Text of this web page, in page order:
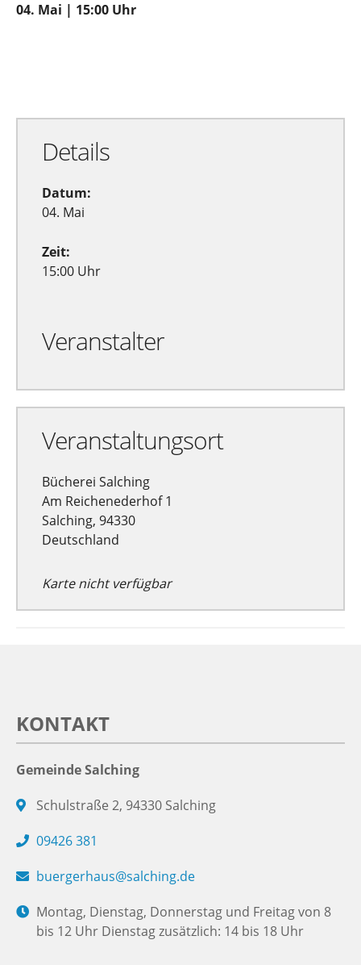
04. Mai | 15:00 Uhr
Details
Datum:
04. Mai
Zeit:
15:00 Uhr
Veranstalter
Veranstaltungsort
Bücherei Salching
Am Reichenederhof 1
Salching, 94330
Deutschland
Karte nicht verfügbar
KONTAKT
Gemeinde Salching
Schulstraße 2, 94330 Salching
09426 381
buergerhaus@salching.de
Montag, Dienstag, Donnerstag und Freitag von 8
bis 12 Uhr Dienstag zusätzlich: 14 bis 18 Uhr